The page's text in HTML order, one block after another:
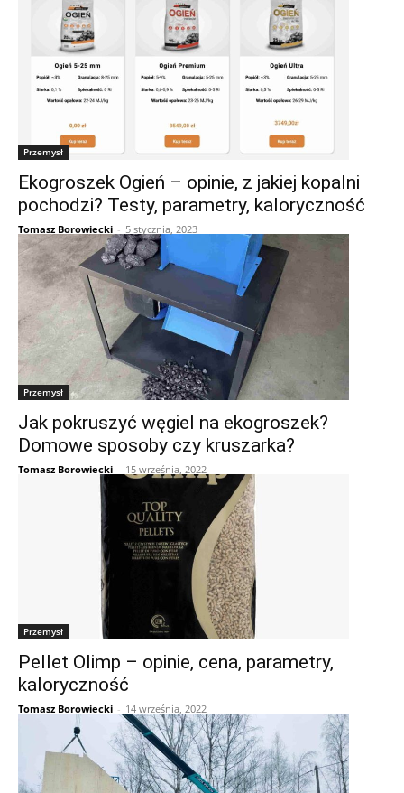
Przemysł
Ekogroszek Ogień – opinie, z jakiej kopalni
pochodzi? Testy, parametry, kaloryczność
Tomasz Borowiecki - 5 stycznia, 2023
Przemysł
Jak pokruszyć węgiel na ekogroszek?
Domowe sposoby czy kruszarka?
Tomasz Borowiecki - 15 września, 2022
Przemysł
Pellet Olimp – opinie, cena, parametry,
kaloryczność
Tomasz Borowiecki - 14 września, 2022